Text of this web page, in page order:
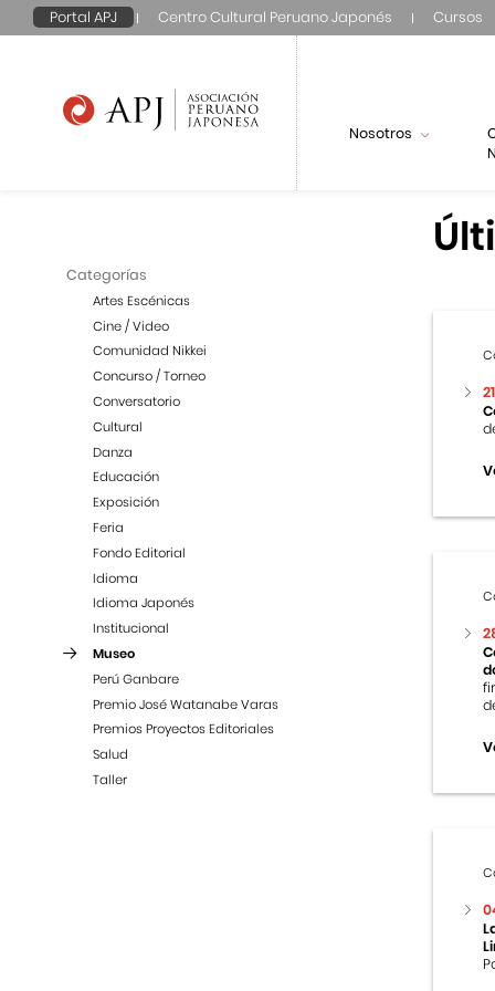
Portal APJ Centro Cultural Peruano Japonés Cursos
Nosotros
Categorías
Artes Escénicas
Cine / Video
Comunidad Nikkei
Concurso / Torneo
Conversatorio
Cultural
Danza
Educación
Exposición
Feria
Fondo Editorial
Idioma
Idioma Japonés
Institucional
Museo
Perú Ganbare
Premio José Watanabe Varas
Premios Proyectos Editoriales
Salud
Taller